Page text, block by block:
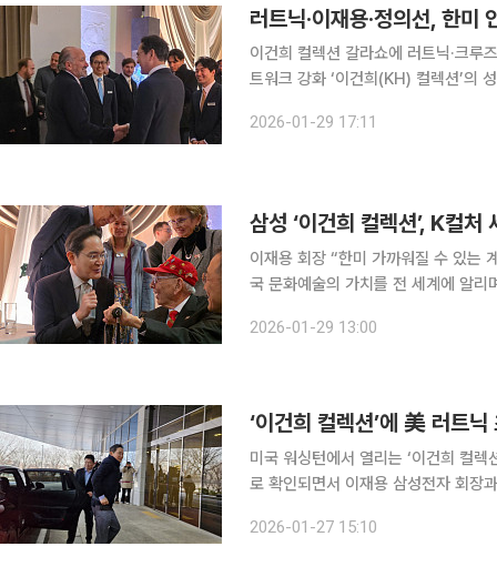
러트닉·이재용·정의선, 한미
이건희 컬렉션 갈라쇼에 러트닉·크
트워크 강화 ‘이건희(KH) 컬렉션’의 성공적인 마무리를 기념하는 갈라 디너 현장이 한미 경제·안보
사들의 면면은 K-컬처가 글로벌 비즈
2026-01-29 17:11
삼성 ‘이건희 컬렉션’, K컬
이재용 회장 “한미 가까워질 수 있는 계기” 삼성이 ‘이건희(KH) 컬렉션’ 해외 순회 전
국 문화예술의 가치를 전 세계에 알
격과 한국 문화유산의 위상을 국제 무
2026-01-29 13:00
‘이건희 컬렉션’에 美 러트
미국 워싱턴에서 열리는 ‘이건희 컬
로 확인되면서 이재용 삼성전자 회장
일 재계에 따르면 러트닉 장관은 28
2026-01-27 15:10